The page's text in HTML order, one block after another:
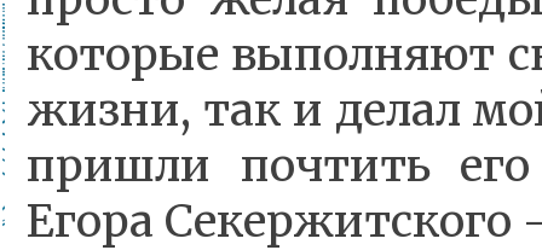
которые выполняют
жизни, так и делал
пришли почтить
Егора